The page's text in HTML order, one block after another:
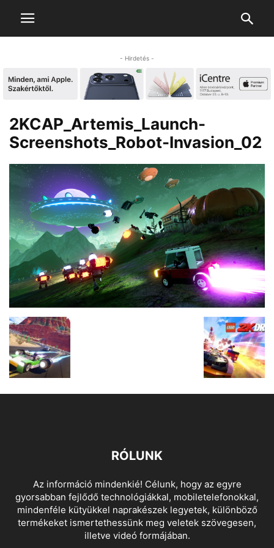
- Hirdetés -
2KCAP_Artemis_Launch-
Screenshots_Robot-Invasion_02
RÓLUNK
Az információ mindenkié! Célunk, hogy az egyre
gyorsabban fejlődő technológiákkal, mobiletelefonokkal,
mindenféle kütyükkel naprakészek legyetek, különböző
termékeket ismertethessünk meg veletek szövegesen,
illetve videó formájában.